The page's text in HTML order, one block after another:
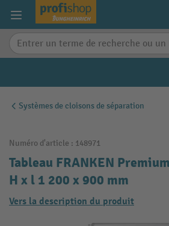
content
Systèmes de cloisons de séparation
Numéro d'article : 148971
Tableau FRANKEN
H x l 1 200 x 900 mm
Vers la description du produit